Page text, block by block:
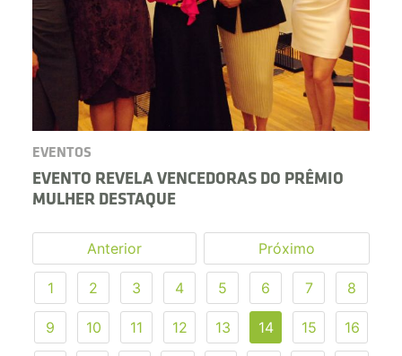
EVENTOS
EVENTO REVELA VENCEDORAS DO PRÊMIO
MULHER DESTAQUE
Anterior Próximo
1 2 3 4 5 6 7 8
9 10 11 12 13 14 15 16